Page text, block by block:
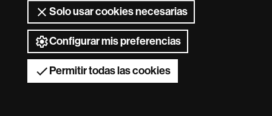
Solo usar cookies necesarias
Configurar mis preferencias
Permitir todas las cookies